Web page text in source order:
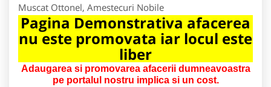
Muscat Ottonel, Amestecuri Nobile
Pagina Demonstrativa afacerea
nu este promovata iar locul este
liber
Adaugarea si promovarea afacerii dumneavoastra
pe portalul nostru implica si un cost.